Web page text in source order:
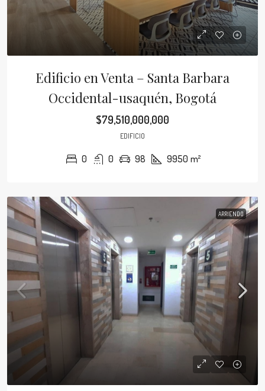
Edificio en Venta – Santa Barbara
Occidental-usaquén, Bogotá
$79,510,000,000
EDIFICIO
0 0 98 9950 m²
ARRIENDO